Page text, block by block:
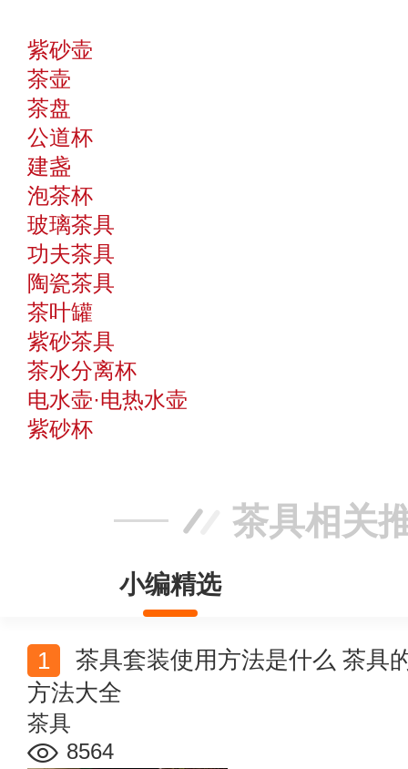
紫砂壶
茶壶
茶盘
公道杯
建盏
泡茶杯
玻璃茶具
功夫茶具
陶瓷茶具
茶叶罐
紫砂茶具
茶水分离杯
电水壶·电热水壶
紫砂杯
茶具相关
小编精选
方法大全
茶具
8564